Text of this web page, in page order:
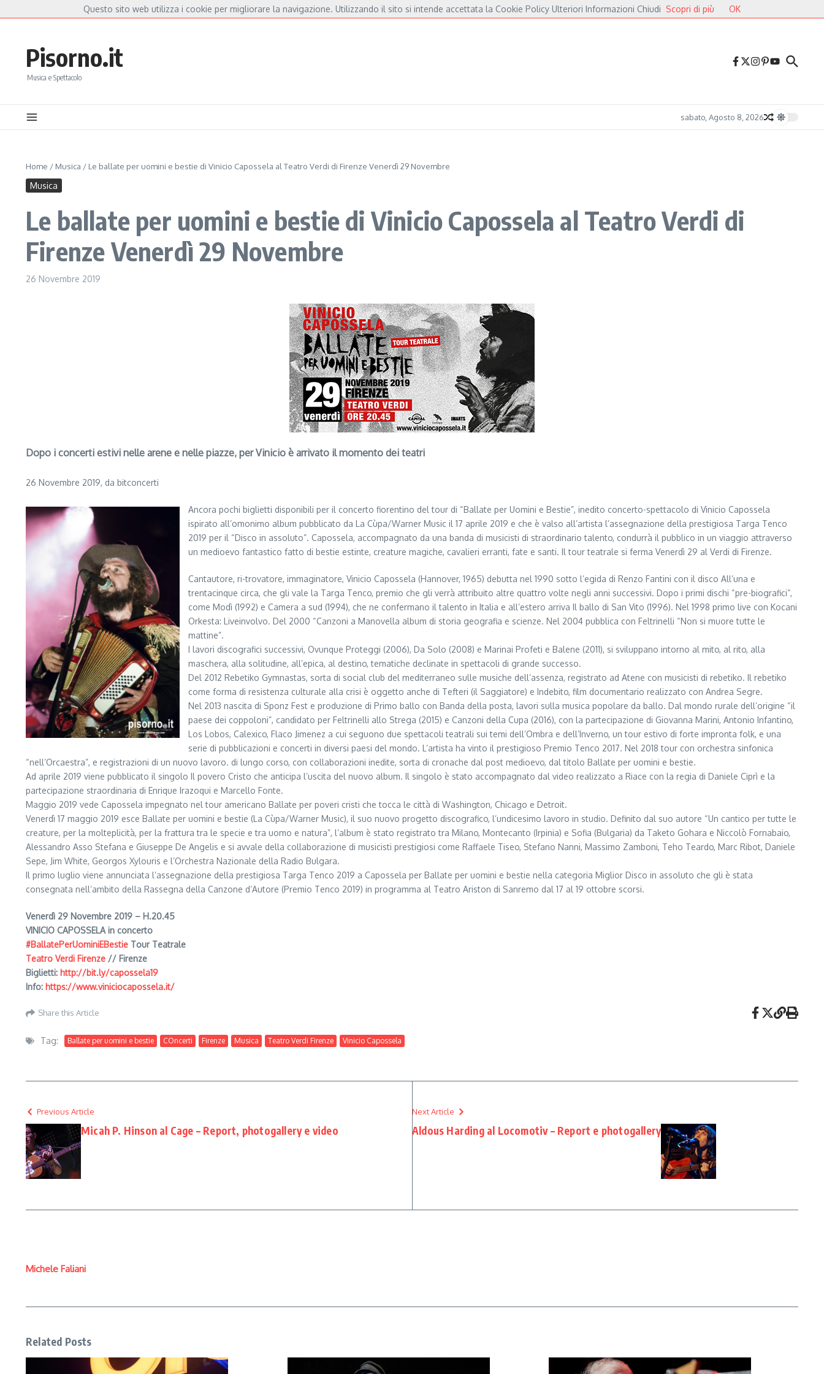
Mannoia, a Capannori nasce “Anime Salve”: la data zero è un atto d’amore per De André e Fossati Fulminacci a Pisa, una serata “indispensabile” in Piazza dei Cavalieri Druga Godba 2026, il gran finale: dalla poesia del folk alle
Pisorno.it
Musica e Spettacolo
sabato, Agosto 8, 2026
Home / Musica / Le ballate per uomini e bestie di Vinicio Capossela al Teatro Verdi di Firenze Venerdì 29 Novembre
Musica
Le ballate per uomini e bestie di Vinicio Capossela al Teatro Verdi di
Firenze Venerdì 29 Novembre
26 Novembre 2019
Dopo i concerti estivi nelle arene e nelle piazze, per Vinicio è arrivato il momento dei teatri
26 Novembre 2019, da bitconcerti
Ancora pochi biglietti disponibili per il concerto fiorentino del tour di “Ballate per Uomini e Bestie”, inedito concerto-spettacolo di Vinicio Capossela
ispirato all’omonimo album pubblicato da La Cùpa/Warner Music il 17 aprile 2019 e che è valso all’artista l’assegnazione della prestigiosa Targa Tenco
2019 per il “Disco in assoluto”. Capossela, accompagnato da una banda di musicisti di straordinario talento, condurrà il pubblico in un viaggio attraverso
un medioevo fantastico fatto di bestie estinte, creature magiche, cavalieri erranti, fate e santi. Il tour teatrale si ferma Venerdì 29 al Verdi di Firenze.
Cantautore, ri-trovatore, immaginatore, Vinicio Capossela (Hannover, 1965) debutta nel 1990 sotto l’egida di Renzo Fantini con il disco All’una e
trentacinque circa, che gli vale la Targa Tenco, premio che gli verrà attribuito altre quattro volte negli anni successivi. Dopo i primi dischi “pre-biografici”,
come Modì (1992) e Camera a sud (1994), che ne confermano il talento in Italia e all’estero arriva Il ballo di San Vito (1996). Nel 1998 primo live con Kocani
Orkesta: Liveinvolvo. Del 2000 “Canzoni a Manovella album di storia geografia e scienze. Nel 2004 pubblica con Feltrinelli “Non si muore tutte le
mattine”.
I lavori discografici successivi, Ovunque Proteggi (2006), Da Solo (2008) e Marinai Profeti e Balene (2011), si sviluppano intorno al mito, al rito, alla
maschera, alla solitudine, all’epica, al destino, tematiche declinate in spettacoli di grande successo.
Del 2012 Rebetiko Gymnastas, sorta di social club del mediterraneo sulle musiche dell’assenza, registrato ad Atene con musicisti di rebetiko. Il rebetiko
come forma di resistenza culturale alla crisi è oggetto anche di Tefteri (il Saggiatore) e Indebito, film documentario realizzato con Andrea Segre.
Nel 2013 nascita di Sponz Fest e produzione di Primo ballo con Banda della posta, lavori sulla musica popolare da ballo. Dal mondo rurale dell’origine “il
paese dei coppoloni”, candidato per Feltrinelli allo Strega (2015) e Canzoni della Cupa (2016), con la partecipazione di Giovanna Marini, Antonio Infantino,
Los Lobos, Calexico, Flaco Jimenez a cui seguono due spettacoli teatrali sui temi dell’Ombra e dell’Inverno, un tour estivo di forte impronta folk, e una
serie di pubblicazioni e concerti in diversi paesi del mondo. L’artista ha vinto il prestigioso Premio Tenco 2017. Nel 2018 tour con orchestra sinfonica
“nell’Orcaestra”, e registrazioni di un nuovo lavoro. di lungo corso, con collaborazioni inedite, sorta di cronache dal post medioevo, dal titolo Ballate per uomini e bestie.
Ad aprile 2019 viene pubblicato il singolo Il povero Cristo che anticipa l’uscita del nuovo album. Il singolo è stato accompagnato dal video realizzato a Riace con la regia di Daniele Ciprì e la
partecipazione straordinaria di Enrique Irazoqui e Marcello Fonte.
Maggio 2019 vede Capossela impegnato nel tour americano Ballate per poveri cristi che tocca le città di Washington, Chicago e Detroit.
Venerdì 17 maggio 2019 esce Ballate per uomini e bestie (La Cùpa/Warner Music), il suo nuovo progetto discografico, l’undicesimo lavoro in studio. Definito dal suo autore “Un cantico per tutte le
creature, per la molteplicità, per la frattura tra le specie e tra uomo e natura”, l’album è stato registrato tra Milano, Montecanto (Irpinia) e Sofia (Bulgaria) da Taketo Gohara e Niccolò Fornabaio,
Alessandro Asso Stefana e Giuseppe De Angelis e si avvale della collaborazione di musicisti prestigiosi come Raffaele Tiseo, Stefano Nanni, Massimo Zamboni, Teho Teardo, Marc Ribot, Daniele
Sepe, Jim White, Georgos Xylouris e l’Orchestra Nazionale della Radio Bulgara.
Il primo luglio viene annunciata l’assegnazione della prestigiosa Targa Tenco 2019 a Capossela per Ballate per uomini e bestie nella categoria Miglior Disco in assoluto che gli è stata
consegnata nell’ambito della Rassegna della Canzone d’Autore (Premio Tenco 2019) in programma al Teatro Ariston di Sanremo dal 17 al 19 ottobre scorsi.
Venerdì 29 Novembre 2019 – H.20.45
VINICIO CAPOSSELA in concerto
#BallatePerUominiEBestie Tour Teatrale
Teatro Verdi Firenze // Firenze
Biglietti: http://bit.ly/capossela19
Info: https://www.viniciocapossela.it/
Share this Article
Tag: Ballate per uomini e bestie COncerti Firenze Musica Teatro Verdi Firenze Vinicio Capossela
Previous Article
Micah P. Hinson al Cage – Report, photogallery e video
Next Article
Aldous Harding al Locomotiv – Report e photogallery
Michele Faliani
Related Posts
Questo sito web utilizza i cookie per migliorare la navigazione. Utilizzando il sito si intende accettata la Cookie Policy Ulteriori Informazioni Chiudi Scopri di più OK